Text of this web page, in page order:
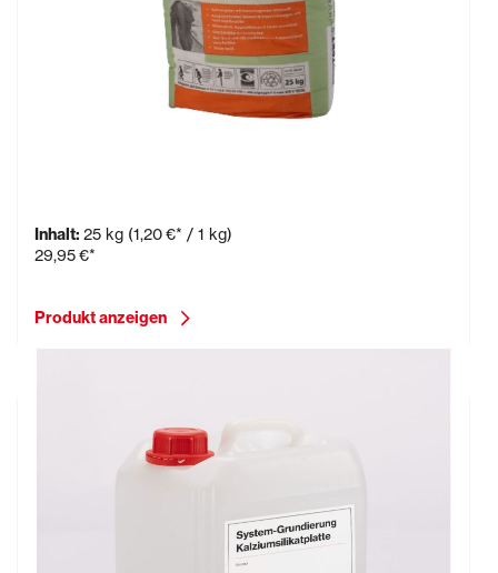
Inhalt: 25 kg (1,20 €* / 1 kg)
29,95 €*
Produkt anzeigen